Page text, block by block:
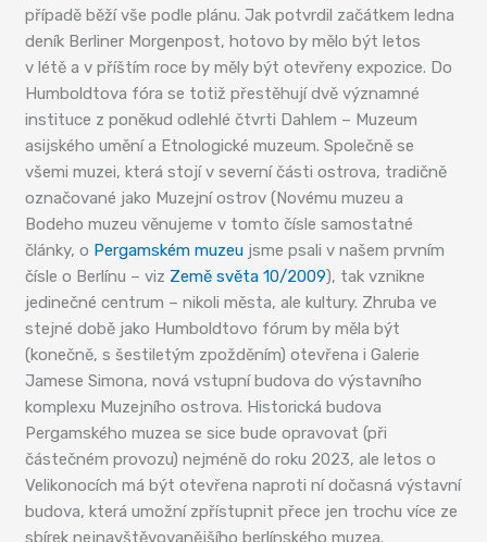
případě běží vše podle plánu. Jak potvrdil začátkem ledna
deník Berliner Morgenpost, hotovo by mělo být letos
v létě a v příštím roce by měly být otevřeny expozice. Do
Humboldtova fóra se totiž přestěhují dvě významné
instituce z poněkud odlehlé čtvrti Dahlem – Muzeum
asijského umění a Etnologické muzeum. Společně se
všemi muzei, která stojí v severní části ostrova, tradičně
označované jako Muzejní ostrov (Novému muzeu a
Bodeho muzeu věnujeme v tomto čísle samostatné
články, o Pergamském muzeu jsme psali v našem prvním
čísle o Berlínu – viz Země světa 10/2009), tak vznikne
jedinečné centrum – nikoli města, ale kultury. Zhruba ve
stejné době jako Humboldtovo fórum by měla být
(konečně, s šestiletým zpožděním) otevřena i Galerie
Jamese Simona, nová vstupní budova do výstavního
komplexu Muzejního ostrova. Historická budova
Pergamského muzea se sice bude opravovat (při
částečném provozu) nejméně do roku 2023, ale letos o
Velikonocích má být otevřena naproti ní dočasná výstavní
budova, která umožní zpřístupnit přece jen trochu více ze
sbírek nejnavštěvovanějšího berlínského muzea.